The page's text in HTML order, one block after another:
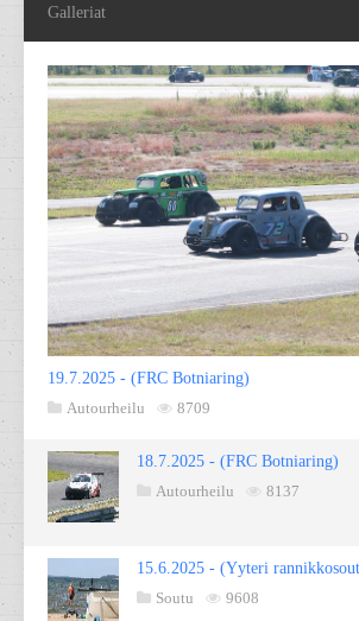
Galleriat
19.7.2025 - (FRC Botniaring)
Autourheilu
8709
18.7.2025 - (FRC Botniaring)
Autourheilu
8137
15.6.2025 - (Yyteri
Soutu
9608